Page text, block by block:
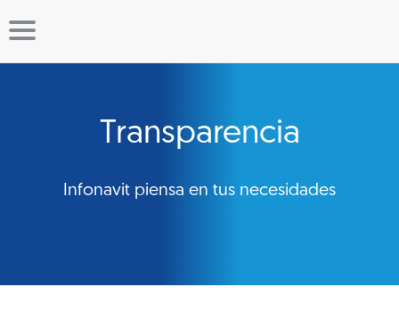
Transparencia
Infonavit piensa en tus necesidades